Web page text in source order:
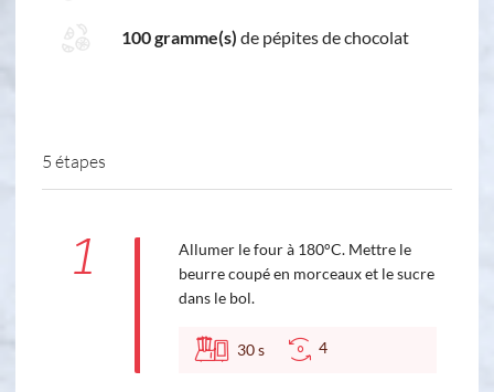
100 gramme(s) de pépites de chocolat
5 étapes
1
Allumer le four à 180°C. Mettre le
beurre coupé en morceaux et le sucre
dans le bol.
30s 4